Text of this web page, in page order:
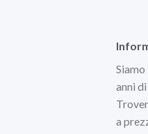
anni
a